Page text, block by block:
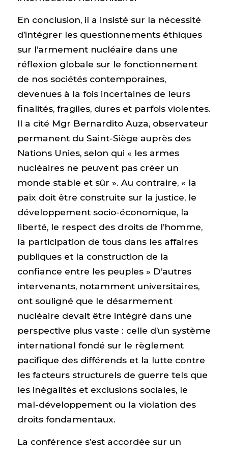
En conclusion, il a insisté sur la nécessité
d’intégrer les questionnements éthiques
sur l’armement nucléaire dans une
réflexion globale sur le fonctionnement
de nos sociétés contemporaines,
devenues à la fois incertaines de leurs
finalités, fragiles, dures et parfois violentes.
Il a cité Mgr Bernardito Auza, observateur
permanent du Saint-Siège auprès des
Nations Unies, selon qui « les armes
nucléaires ne peuvent pas créer un
monde stable et sûr ». Au contraire, « la
paix doit être construite sur la justice, le
développement socio-économique, la
liberté, le respect des droits de l’homme,
la participation de tous dans les affaires
publiques et la construction de la
confiance entre les peuples » D’autres
intervenants, notamment universitaires,
ont souligné que le désarmement
nucléaire devait être intégré dans une
perspective plus vaste : celle d’un système
international fondé sur le règlement
pacifique des différends et la lutte contre
les facteurs structurels de guerre tels que
les inégalités et exclusions sociales, le
mal-développement ou la violation des
droits fondamentaux.
La conférence s’est accordée sur un